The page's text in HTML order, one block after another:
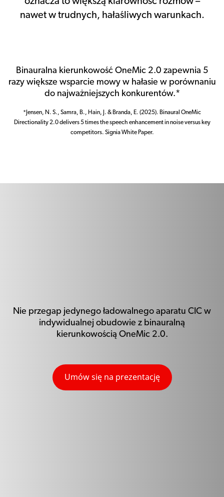
nawet w trudnych, hałaśliwych warunkach.
Binauralna kierunkowość OneMic 2.0 zapewnia 5
razy większe wsparcie mowy w hałasie w porównaniu
do najważniejszych konkurentów.*
*Jensen, N. S., Samra, B., Hain, J. & Branda, E. (2025). Binaural OneMic
Directionality 2.0 delivers 5 times the speech enhancement in noise versus key
competitors. Signia White Paper.
Nie przegap jedynego ładowalnego aparatu CIC w
indywidualnej obudowie z binauralną
kierunkowością OneMic 2.0.
Umów się na prezentację